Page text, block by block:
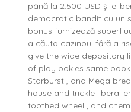
până la 2.500 USD și
democratic bandit cu un
bonus furnizează
a căuta cazinoul fără a
give the wide depository
of play pokies same
Starburst , and Mega
house and trickle liberal
toothed wheel , and